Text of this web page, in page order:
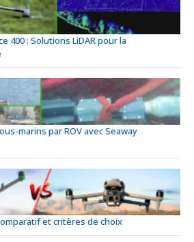
400 : Solutions LiDAR pour la
marins par ROV avec Seaway
et critères de choix